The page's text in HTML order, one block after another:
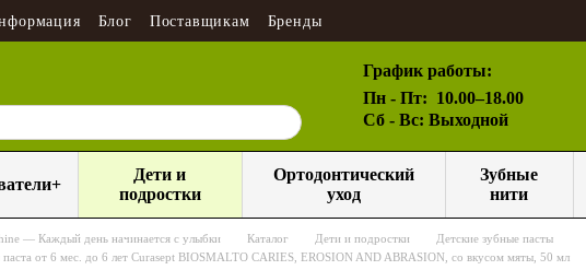
Блог Поставщикам Бренды
График работы:
Пн - Пт: 10.00–18.00
Сб - Вс: Выходной
Дети и
подростки
Ортодонтический
уход
Зубные
нити
— Каждый день начинается с улыбки Каталог Дети и подростки
Детские зубные пасты
паста от 6 мес. до 6 лет Curasept BIOSMALTO CARIES, EROSION AND ABRASION, со вкусом мяты, 50 мл